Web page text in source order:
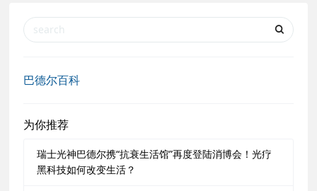
巴德尔百科
为你推荐
瑞士光神巴德尔携“抗衰生活馆”再度登陆消博会！光疗
黑科技如何改变生活？